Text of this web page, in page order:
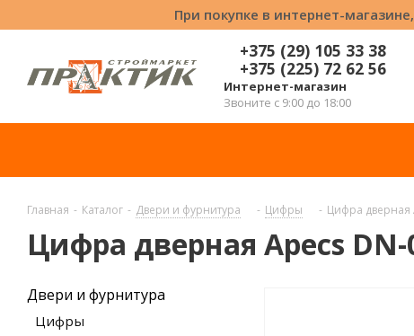
При покупке в интернет-
+375 (29) 105 33 38
+375 (225) 72 62 56
Интернет-магазин
Звоните с 9:00 до 18:00
Главная - Каталог - Двери и фурнитура - Цифры - Цифра дверная
Цифра дверная Apecs DN-
Двери и фурнитура
Цифры